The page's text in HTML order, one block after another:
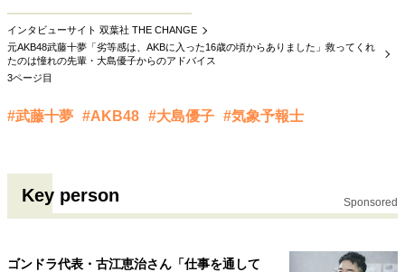
インタビューサイト 双葉社 THE CHANGE
元AKB48武藤十夢「劣等感は、AKBに入った16歳の頃からありました」救ってくれ
たのは憧れの先輩・大島優子からのアドバイス
3ページ目
#武藤十夢 #AKB48 #大島優子 #気象予報士
Key person Sponsored
ゴンドラ代表・古江恵治さん「仕事を通して